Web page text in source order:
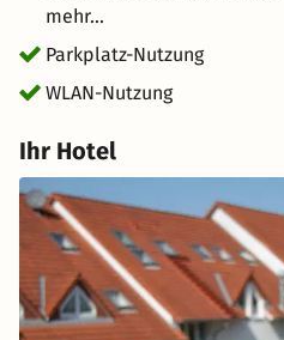
mehr...
Parkplatz-Nutzung
WLAN-Nutzung
Ihr Hotel